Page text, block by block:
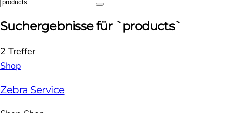
Suchergebnisse für `products`
2 Treffer
Shop
Zebra Service